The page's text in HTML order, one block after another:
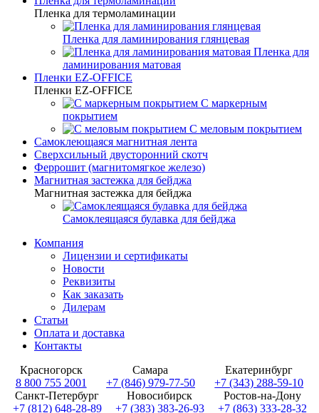
Пленка для термоламинации
Пленка для ламинирования глянцевая
Пленка для
ламинирования матовая
Пленки EZ-OFFICE
Пленки EZ-OFFICE
С маркерным
покрытием
С меловым покрытием
Самоклеющаяся магнитная лента
Сверхсильный двусторонний скотч
Феррошит (магнитомягкое железо)
Магнитная застежка для бейджа
Магнитная застежка для бейджа
Самоклеящаяся булавка для бейджа
Компания
Лицензии и сертификаты
Новости
Реквизиты
Как заказать
Дилерам
Статьи
Оплата и доставка
Контакты
Красногорск
8 800 755 2001
Самара
+7 (846) 979-77-50
Екатеринбург
+7 (343) 288-59-10
Санкт-Петербург
+7 (812) 648-28-89
Новосибирск
+7 (383) 383-26-93
Ростов-на-Дону
+7 (863) 333-28-32